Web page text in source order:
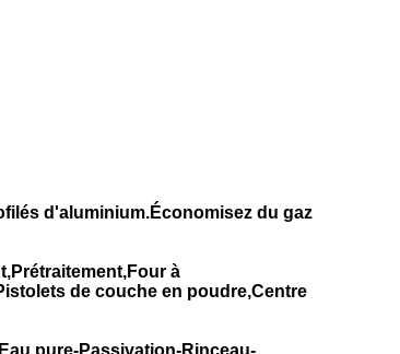
d'aluminium.Économisez du gaz
à
de couche en poudre,Centre
pure-Passivation-Rinceau-